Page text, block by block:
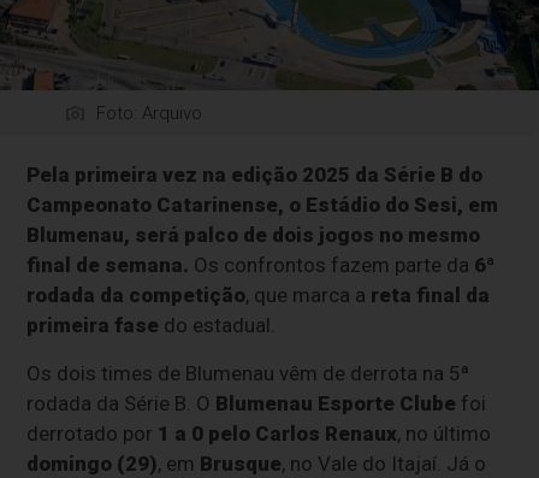
Foto: Arquivo
Pela primeira vez na edição 2025 da Série B do
Campeonato Catarinense, o Estádio do Sesi, em
Blumenau, será palco de dois jogos no mesmo
final de semana. Os confrontos fazem parte da 6ª
rodada da competição, que marca a reta final da
primeira fase do estadual.
Os dois times de Blumenau vêm de derrota na 5ª
rodada da Série B. O Blumenau Esporte Clube foi
derrotado por 1 a 0 pelo Carlos Renaux, no último
domingo (29), em Brusque, no Vale do Itajaí. Já o